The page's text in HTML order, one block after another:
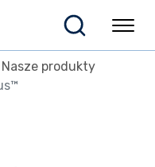
Nasze produkty